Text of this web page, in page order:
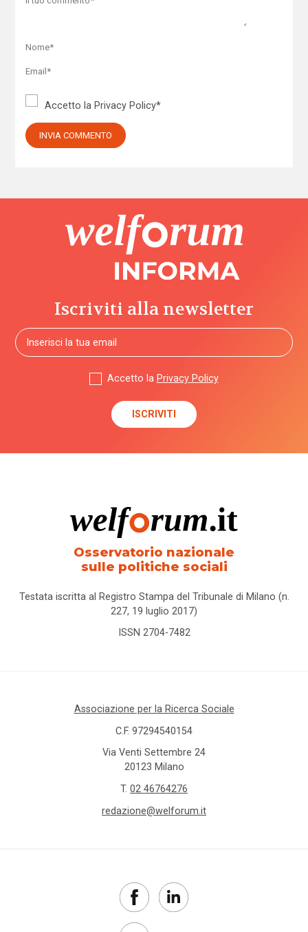
Accetto la Privacy Policy*
Iscriviti alla newsletter
Accetto la Privacy Policy
Osservatorio nazionale
sulle politiche sociali
Testata iscritta al Registro Stampa del Tribunale di Milano (n.
227, 19 luglio 2017)
ISSN 2704-7482
Associazione per la Ricerca Sociale
C.F. 97294540154
Via Venti Settembre 24
20123 Milano
T. 02 46764276
redazione@welforum.it